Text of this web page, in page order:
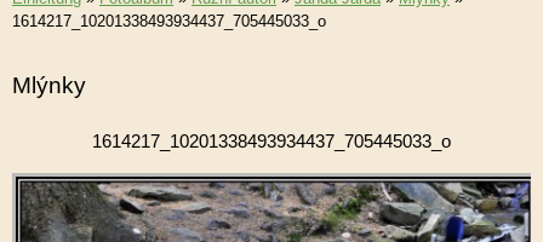
1614217_10201338493934437_705445033_o
Mlýnky
1614217_10201338493934437_705445033_o